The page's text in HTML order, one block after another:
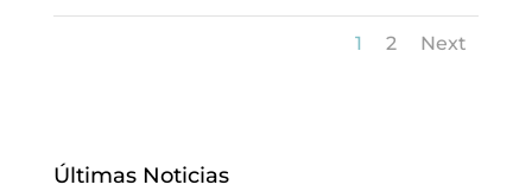
1 2 Next
Últimas Noticias